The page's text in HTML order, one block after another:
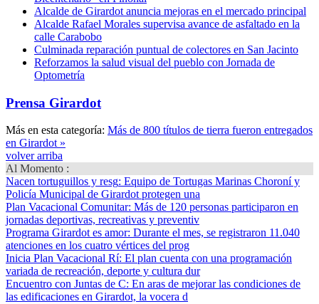
Alcalde de Girardot anuncia mejoras en el mercado principal
Alcalde Rafael Morales supervisa avance de asfaltado en la
calle Carabobo
Culminada reparación puntual de colectores en San Jacinto
Reforzamos la salud visual del pueblo con Jornada de
Optometría
Prensa Girardot
Más en esta categoría: Más de 800 títulos de tierra fueron entregados
en Girardot »
volver arriba
Al Momento :
Nacen tortuguillos y resg: Equipo de Tortugas Marinas Choroní y
Policía Municipal de Girardot protegen una
Plan Vacacional Comunitar: Más de 120 personas participaron en
jornadas deportivas, recreativas y preventiv
Programa Girardot es amor: Durante el mes, se registraron 11.040
atenciones en los cuatro vértices del prog
Inicia Plan Vacacional Rí: El plan cuenta con una programación
variada de recreación, deporte y cultura dur
Encuentro con Juntas de C: En aras de mejorar las condiciones de
las edificaciones en Girardot, la vocera d